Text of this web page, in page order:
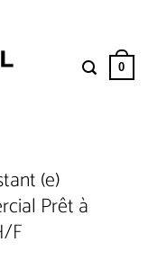
0
(e)
Prêt à
F